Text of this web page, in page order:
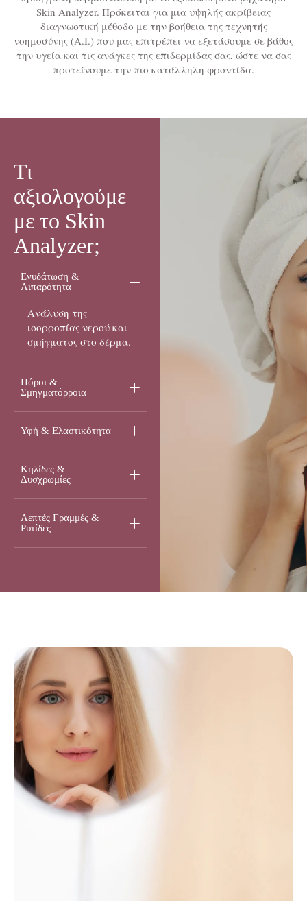
Skin Analyzer. Πρόκειται για μια υψηλής ακρίβειας
διαγνωστική μέθοδο με την βοήθεια της τεχνητής
νοημοσύνης (A.I.) που μας επιτρέπει να εξετάσουμε σε βάθος
την υγεία και τις ανάγκες της επιδερμίδας σας, ώστε να σας
προτείνουμε την πιο κατάλληλη φροντίδα.
Τι
αξιολογούμε
με το Skin
Analyzer;
Ενυδάτωση &
Λιπαρότητα
Ανάλυση της
ισορροπίας νερού και
σμήγματος στο δέρμα.
Πόροι &
Σμηγματόρροια
Υφή & Ελαστικότητα
Κηλίδες &
Δυσχρωμίες
Λεπτές Γραμμές &
Ρυτίδες